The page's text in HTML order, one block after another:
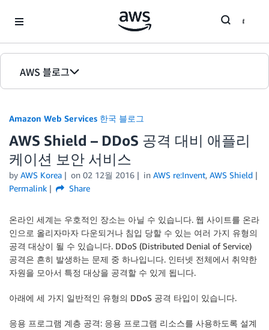
AWS 블로그
홈
에디션
Amazon Web Services 한국 블로그
AWS Shield – DDoS 공격 대비 애플리
케이션 보안 서비스
by AWS Korea on 02 12월 2016 in AWS re:Invent, AWS Shield
Permalink
Share
온라인 세계는 우호적인 장소는 아닐 수 있습니다. 웹 사이트를 온라
인으로 올리자마자 다운되거나 침입 당할 수 있는 여러 가지 유형의
공격 대상이 될 수 있습니다. DDoS (Distributed Denial of Service)
공격은 흔히 발생하는 문제 중 하나입니다. 인터넷 전체에서 취약한
자원을 모아서 특정 대상을 공격할 수 있게 됩니다.
아래에 세 가지 일반적인 유형의 DDoS 공격 타입이 있습니다.
응용 프로그램 계층 공격: 응용 프로그램 리소스를 사용하도록 설계